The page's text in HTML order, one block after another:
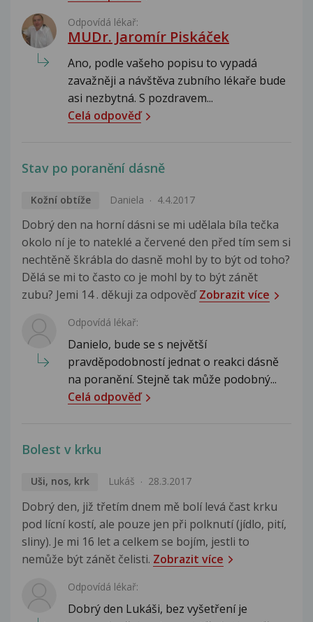
Odpovídá lékař:
MUDr. Jaromír Piskáček
Ano, podle vašeho popisu to vypadá
zavažněji a návštěva zubního lékaře bude
asi nezbytná. S pozdravem...
Celá odpověď
Stav po poranění dásně
Kožní obtíže Daniela 4.4.2017
Dobrý den na horní dásni se mi udělala bíla tečka
okolo ní je to nateklé a červené den před tím sem si
nechtěně škrábla do dasně mohl by to být od toho?
Dělá se mi to často co je mohl by to být zánět
zubu? Jemi 14 . děkuji za odpověďZobrazit více
Odpovídá lékař:
Danielo, bude se s největší
pravděpodobností jednat o reakci dásně
na poranění. Stejně tak může podobný...
Celá odpověď
Bolest v krku
Uši, nos, krk Lukáš 28.3.2017
Dobrý den, již třetím dnem mě bolí levá čast krku
pod lícní kostí, ale pouze jen při polknutí (jídlo, pití,
sliny). Je mi 16 let a celkem se bojím, jestli to
nemůže být zánět čelisti. Zobrazit více
Odpovídá lékař:
Dobrý den Lukáši, bez vyšetření je